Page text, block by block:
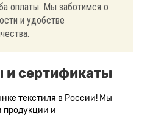
оплаты. Мы заботимся о
и удобстве
сертификаты
текстиля в России! Мы
продукции и